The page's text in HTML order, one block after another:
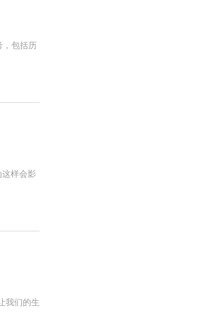
，包括历
样会影
我们的生